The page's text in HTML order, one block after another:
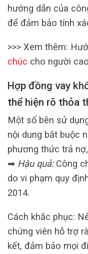
hướng dẫn của
để đảm bảo tính
>>> Xem thêm:
chúc cho người
Hợp đồng vay
thể hiện rõ thỏa
Một số bên sử
nội dung bắt buộc
phương thức trả
➡ Hậu quả:Công
do vi phạm quy
2014.
Cách khắc phục:
chứng viên hỗ trợ
kết, đảm bảo mọi